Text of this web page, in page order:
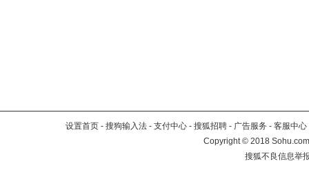
设置首页 - 搜狗输入法 - 支付中心 - 搜狐招聘 - 广告服务 - 客服中心
Copyright©2018
搜狐不良信息举